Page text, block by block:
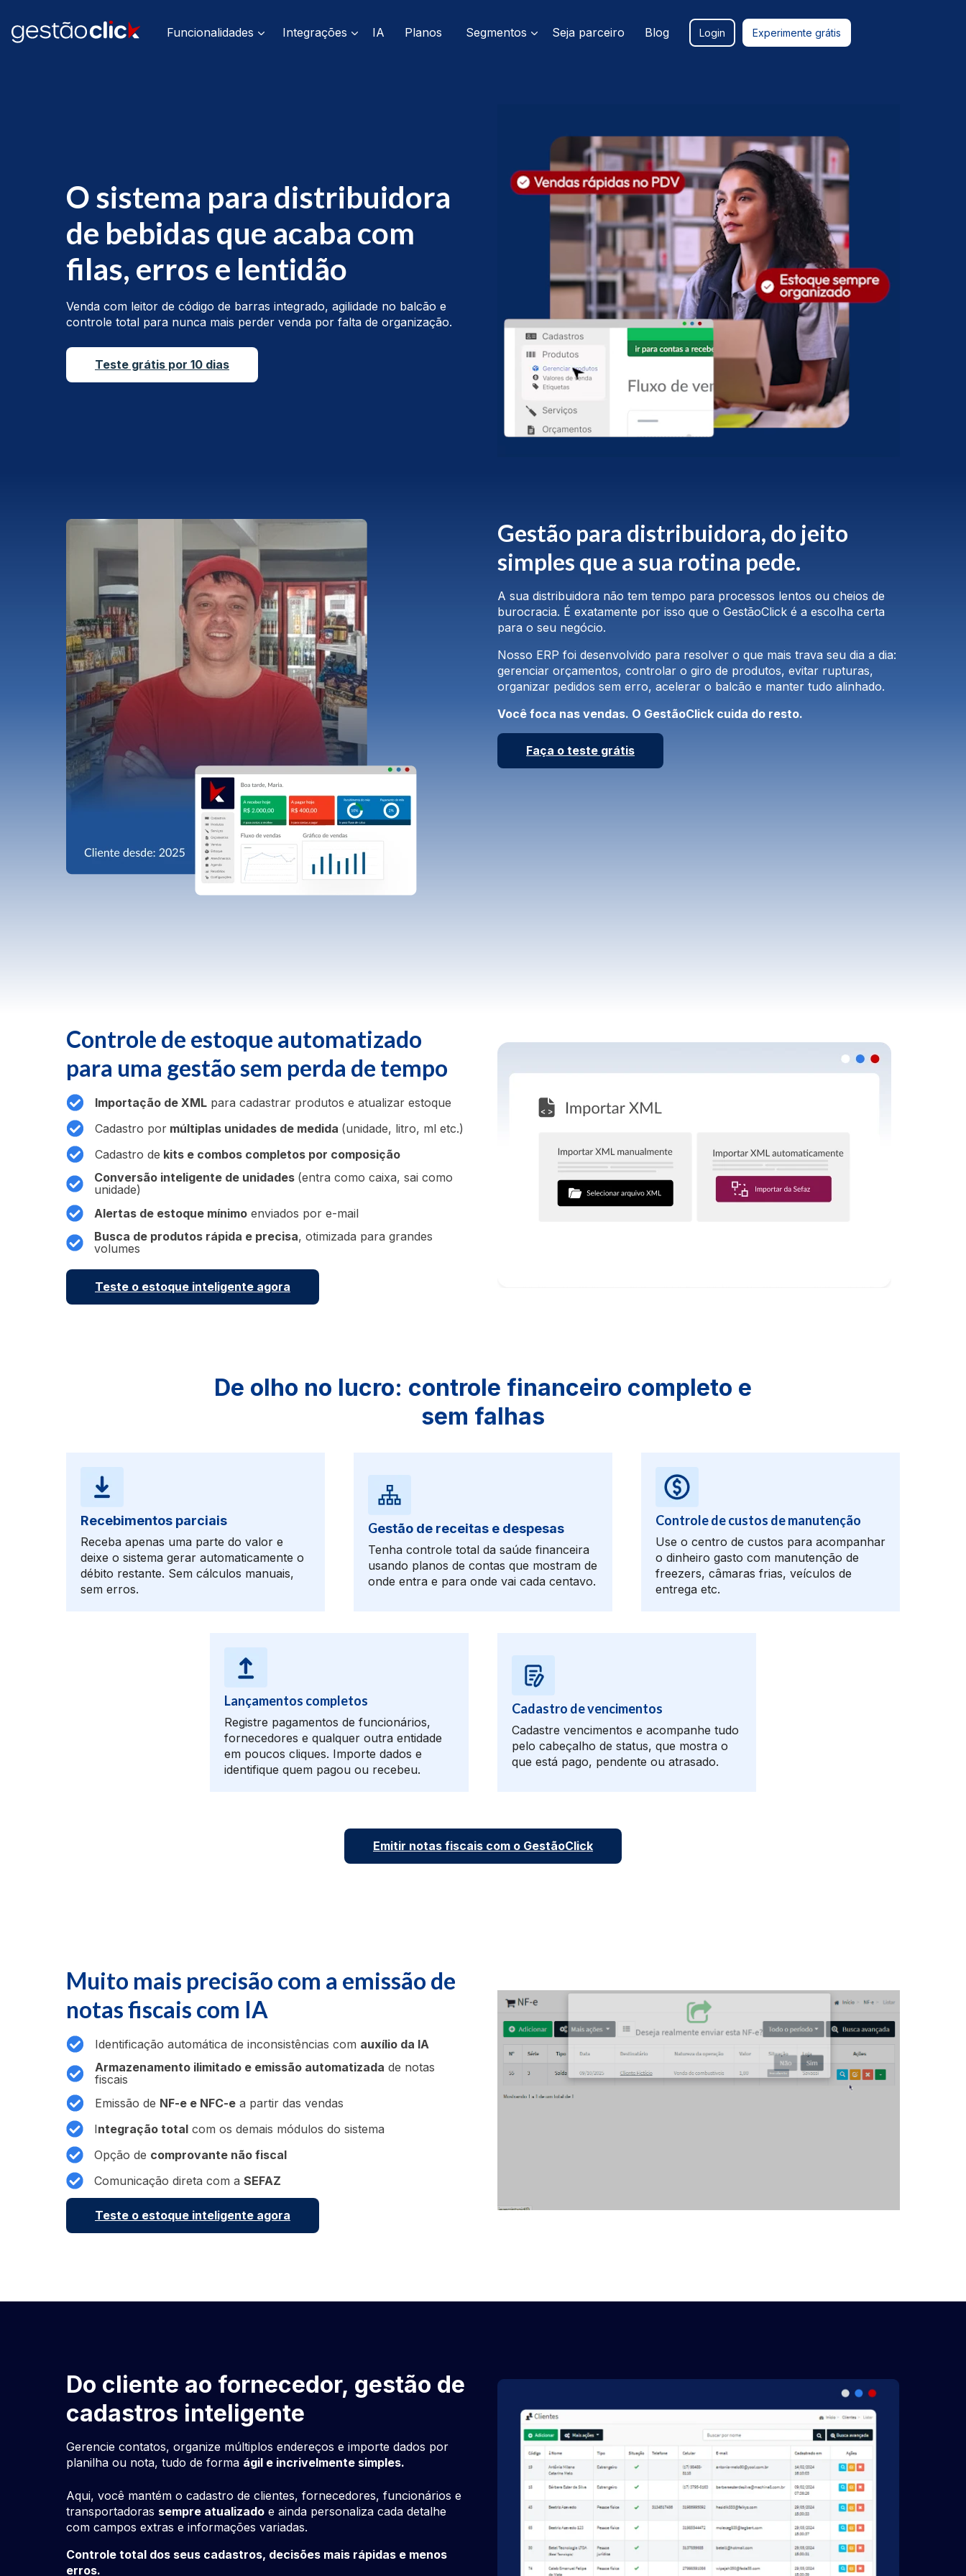
Funcionalidades Integrações IA Planos Segmentos Seja parceiro Blog Login Experimente grátis
O sistema para distribuidora
de bebidas que acaba com
filas, erros e lentidão
Venda com leitor de código de barras integrado, agilidade no balcão e
controle total para nunca mais perder venda por falta de organização.
Teste grátis por 10 dias
Gestão para distribuidora, do jeito
simples que a sua rotina pede.
A sua distribuidora não tem tempo para processos lentos ou cheios de
burocracia. É exatamente por isso que o GestãoClick é a escolha certa
para o seu negócio.
Nosso ERP foi desenvolvido para resolver o que mais trava seu dia a dia:
gerenciar orçamentos, controlar o giro de produtos, evitar rupturas,
organizar pedidos sem erro, acelerar o balcão e manter tudo alinhado.
Você foca nas vendas. O GestãoClick cuida do resto.
Faça o teste grátis
Controle de estoque automatizado
para uma gestão sem perda de tempo
Importação de XML para cadastrar produtos e atualizar estoque
Cadastro por múltiplas unidades de medida (unidade, litro, ml etc.)
Cadastro de kits e combos completos por composição
Conversão inteligente de unidades (entra como caixa, sai como
unidade)
Alertas de estoque mínimo enviados por e-mail
Busca de produtos rápida e precisa, otimizada para grandes
volumes
Teste o estoque inteligente agora
De olho no lucro: controle financeiro completo e
sem falhas
Recebimentos parciais
Receba apenas uma parte do valor e
deixe o sistema gerar automaticamente o
débito restante. Sem cálculos manuais,
sem erros.
Gestão de receitas e despesas
Tenha controle total da saúde financeira
usando planos de contas que mostram de
onde entra e para onde vai cada centavo.
Controle de custos de manutenção
Use o centro de custos para acompanhar
o dinheiro gasto com manutenção de
freezers, câmaras frias, veículos de
entrega etc.
Lançamentos completos
Registre pagamentos de funcionários,
fornecedores e qualquer outra entidade
em poucos cliques. Importe dados e
identifique quem pagou ou recebeu.
Cadastro de vencimentos
Cadastre vencimentos e acompanhe tudo
pelo cabeçalho de status, que mostra o
que está pago, pendente ou atrasado.
Emitir notas fiscais com o GestãoClick
Muito mais precisão com a emissão de
notas fiscais com IA
Identificação automática de inconsistências com auxílio da IA
Armazenamento ilimitado e emissão automatizada de notas
fiscais
Emissão de NF-e e NFC-e a partir das vendas
Integração total com os demais módulos do sistema
Opção de comprovante não fiscal
Comunicação direta com a SEFAZ
Teste o estoque inteligente agora
Do cliente ao fornecedor, gestão de
cadastros inteligente
Gerencie contatos, organize múltiplos endereços e importe dados por
planilha ou nota, tudo de forma ágil e incrivelmente simples.
Aqui, você mantém o cadastro de clientes, fornecedores, funcionários e
transportadoras sempre atualizado e ainda personaliza cada detalhe
com campos extras e informações variadas.
Controle total dos seus cadastros, decisões mais rápidas e menos
erros.